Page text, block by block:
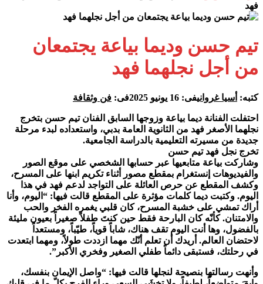
فهد
تيم حسن وديما بياعة يجتمعان
من أجل نجلهما فهد
كتبه: أسيا غروانيفى: 16 يونيو 2025 فى: فن وثقافة
احتفلت الفنانة ديما بياعة وزوجها السابق الفنان تيم حسن بتخرج
نجلهما الأصغر فهد من الثانوية العامة بدبي، واستعداده لبدء مرحلة
جديدة من مسيرته التعليمية بالدراسة الجامعية.
تخرج نجل فهد تيم حسن
وشاركت بياعة متابعيها عبر حسابها الشخصي على موقع الصور
والفيديوهات إنستغرام بمقطع مصور أثناء تكريم ابنها على المسرح،
وكشف المقطع عن حرص العائلة على التواجد لدعم فهد في هذا
اليوم. وكتبت ديما كلمات مؤثرة على المقطع قالت فيها: “اليوم، وأنا
أراك تمشي على خشبة المسرح، كان قلبي يغمره الفخر والحب
والامتنان. كأنّه كان البارحة فقط حين كنتَ طفلاً صغيراً بعيون مليئة
بالفضول، وها أنت اليوم تقف هناك، شاباً قوياً، طيّباً، ومستعداً
لاحتضان العالم. أريدك أن تعلم أنّك مهما ازددت طولاً، ومهما ابتعدت
في رحلتك، فستبقى دائماً طفلي الصغير وفخري الأكبر”.
وأنهت رسالتها بنصيحة لنجلها قالت فيها: “واصل الإيمان بنفسك،